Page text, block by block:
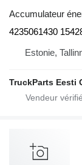
Accumulateur
4235061430
Estonie,
TruckParts Eesti